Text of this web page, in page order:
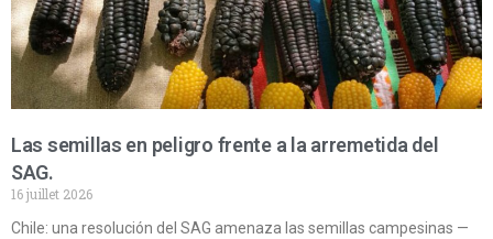
Las semillas en peligro frente a la arremetida del
SAG.
16 juillet 2026
Chile: una resolución del SAG amenaza las semillas campesinas —